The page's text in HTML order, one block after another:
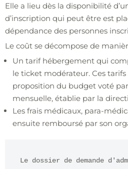
Elle a lieu dès la disponibilité
d’inscription qui peut être est
dépendance des personnes
Le coût se décompose de
Un tarif hébergement qui
le ticket modérateur. Ces
proposition du budget voté
mensuelle, établie par la
Les frais médicaux, para-
ensuite remboursé par son
Le dossier de demande